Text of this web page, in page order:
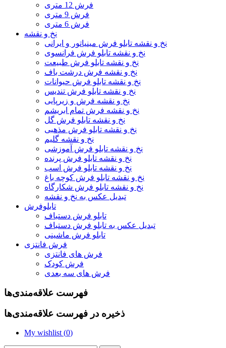
فرش 12 متری
فرش 9 متری
فرش 6 متری
نخ و نقشه
نخ و نقشه تابلو فرش مینیاتور و ایرانی
نخ و نقشه تابلو فرش فرانسوی
نخ و نقشه تابلو فرش طبیعت
نخ و نقشه فرش درشت باف
نخ و نقشه تابلو فرش حیوانات
نخ و نقشه تابلو فرش تندیس
نخ و نقشه فرش و زیرپایی
نخ و نقشه فرش تمام ابریشم
نخ و نقشه تابلو فرش گل
نخ و نقشه تابلو فرش مذهبی
نخ و نقشه گلیم
نخ و نقشه تابلو فرش آموزشی
نخ و نقشه تابلو فرش پرنده
نخ و نقشه تابلو فرش اسب
نخ و نقشه تابلو فرش کوچه باغ
نخ و نقشه تابلو فرش شکارگاه
تبدیل عکس به نخ و نقشه
تابلوفرش
تابلو فرش دستباف
تبدیل عکس به تابلو فرش دستباف
تابلو فرش ماشینی
فرش فانتزی
فرش های فانتزی
فرش کودک
فرش های سه بعدی
فهرست علاقه‌مندی‌ها
ذخیره در فهرست علاقه‌مندی‌ها
My wishlist (0)